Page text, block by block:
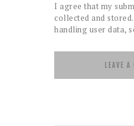
I agree that my
collected and
handling user data,